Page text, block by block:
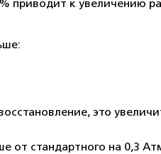
приводит к увеличению
это
стандартного на 0,3